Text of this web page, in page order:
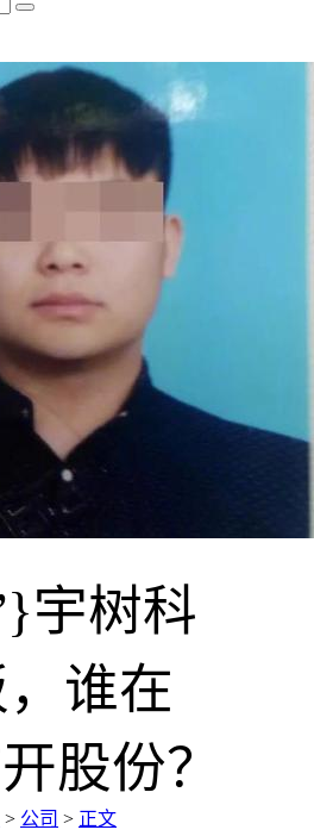
> 公司 > 正文